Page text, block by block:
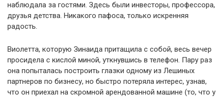
наблюдала за гостями. Здесь были инвесторы, профессора,
друзья детства. Никакого пафоса, только искренняя
радость.
Виолетта, которую Зинаида притащила с собой, весь вечер
просидела с кислой миной, уткнувшись в телефон. Пару раз
она попыталась построить глазки одному из Лешиных
партнеров по бизнесу, но быстро потеряла интерес, узнав,
что он приехал на скромной арендованной машине (то, что у